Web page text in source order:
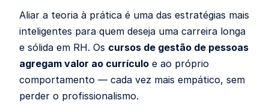
Aliar a teoria à prática é uma das estratégias mais
inteligentes para quem deseja uma carreira longa
e sólida em RH. Os cursos de gestão de pessoas
agregam valor ao currículo e ao próprio
comportamento — cada vez mais empático, sem
perder o profissionalismo.